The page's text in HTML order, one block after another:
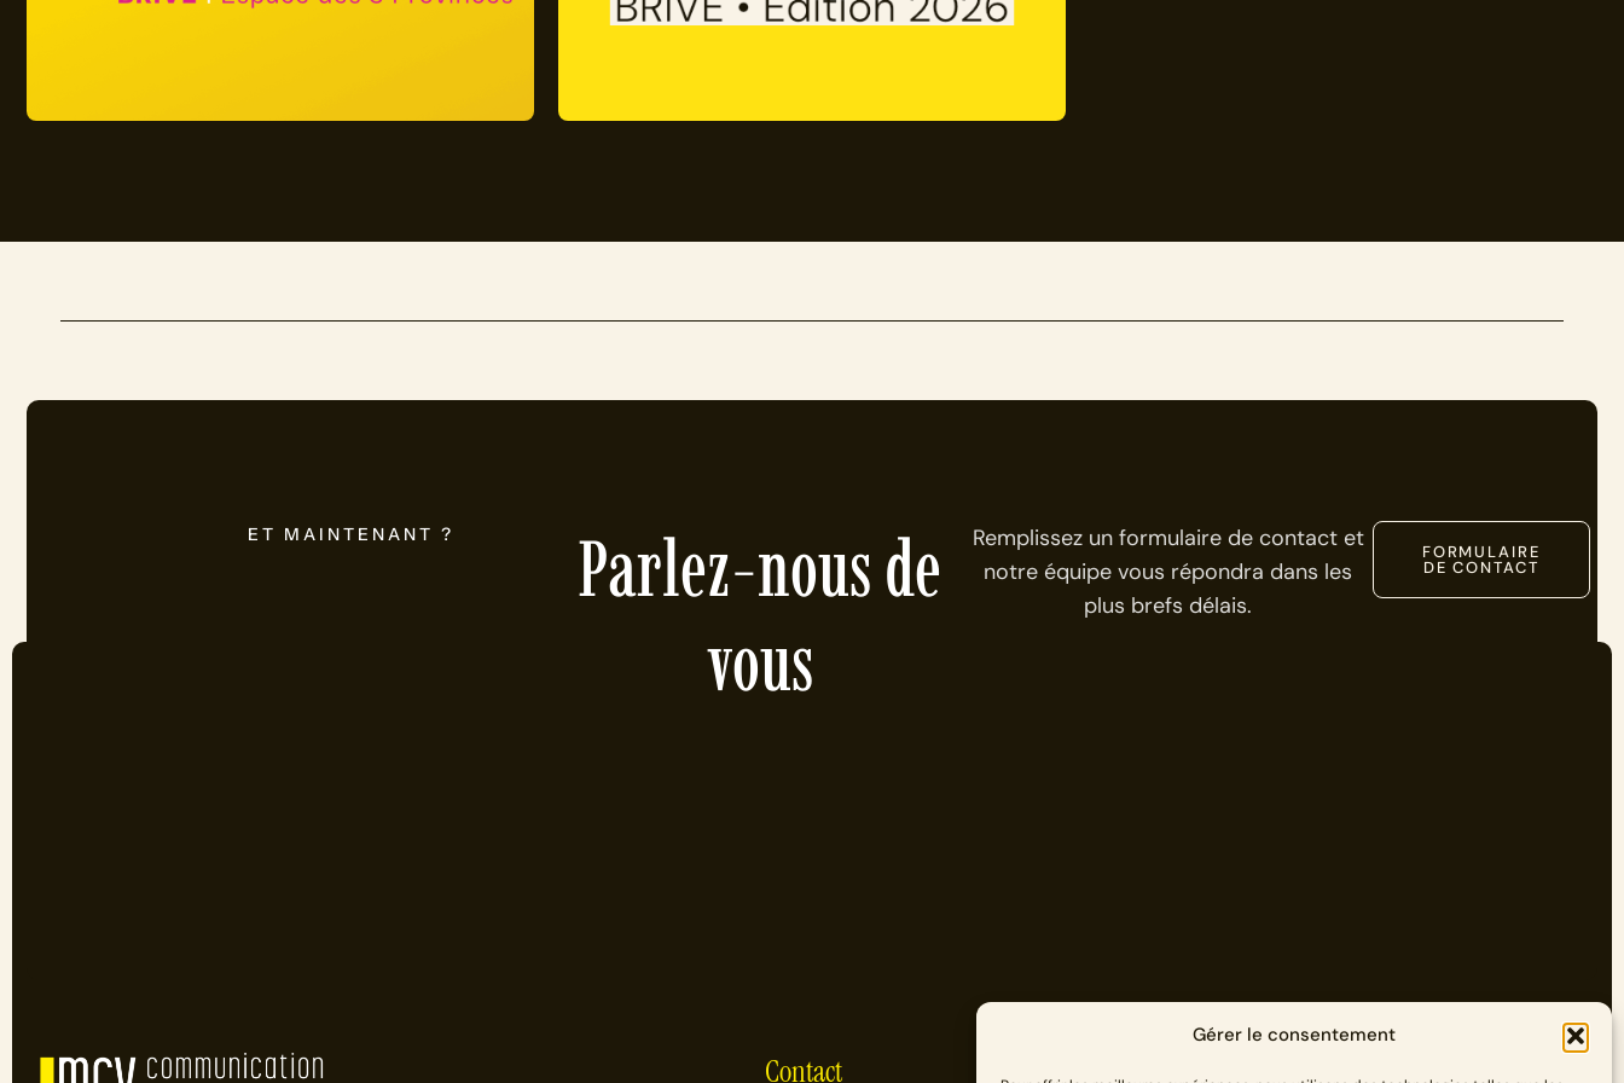
Gérer le consentement
ET MAINTENANT ?
Parlez-nous de
vous
Remplissez un formulaire de contact et
notre équipe vous répondra dans les
plus brefs délais.
FORMULAIRE
DE CONTACT
Contact Pages Suivez-nous